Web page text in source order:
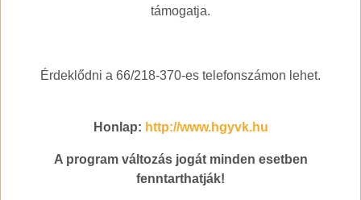
támogatja.
Érdeklődni a 66/218-370-es telefonszámon lehet.
Honlap: http://www.hgyvk.hu
A program változás jogát minden esetben
fenntarthatják!